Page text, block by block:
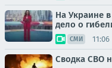
На Украине
дело о
СМИ 11:06
Сводка СВО